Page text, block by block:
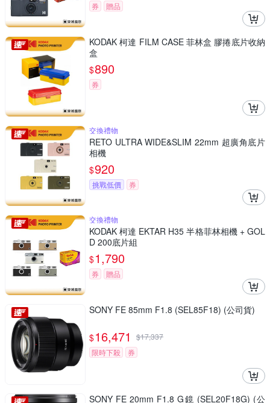
券 贈品
KODAK 柯達 FILM CASE 菲林盒 膠捲底片收納
盒
$890
券
交換禮物
RETO ULTRA WIDE&SLIM 22mm 超廣角底片
相機
$920
挑戰低價 券
交換禮物
KODAK 柯達 EKTAR H35 半格菲林相機 + GOL
D 200底片組
$1,790
券 贈品
SONY FE 85mm F1.8 (SEL85F18) (公司貨)
$16,471 $17,337
限時下殺
券
SONY FE 20mm F1.8 G鏡 (SEL20F18G) (公